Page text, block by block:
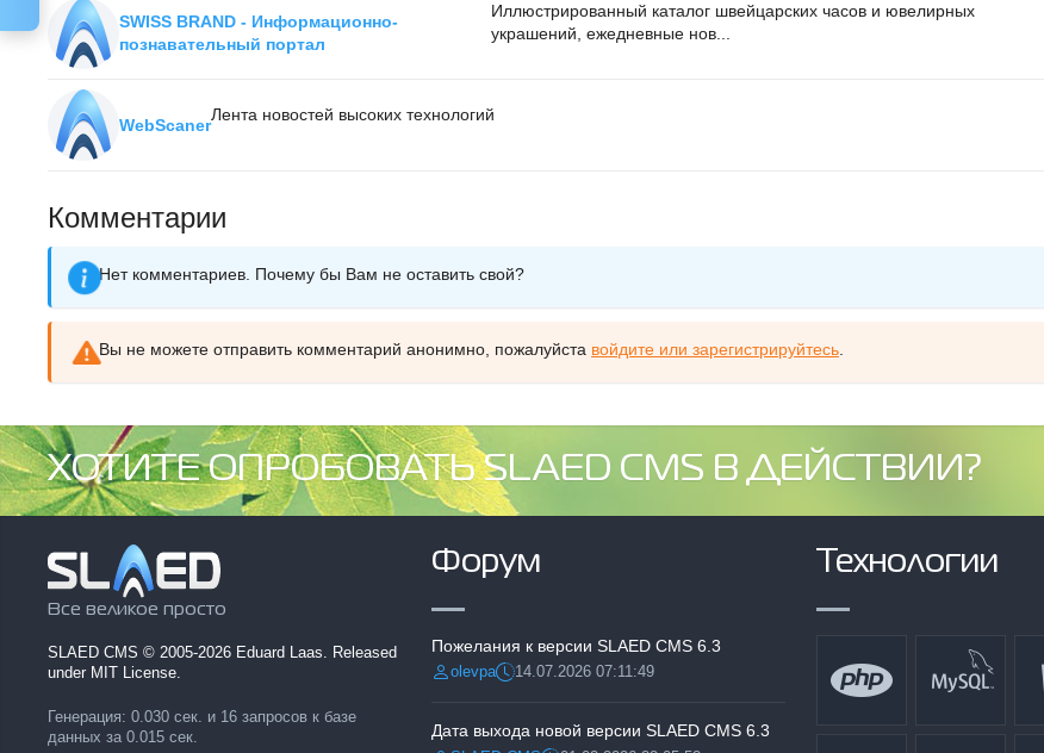
SWISS BRAND - Информационно-
познавательный портал
Иллюстрированный каталог швейцарских часов и ювелирных
украшений, ежедневные нов...
WebScaner
Лента новостей высоких технологий
Комментарии
Нет комментариев. Почему бы Вам не оставить свой?
Вы не можете отправить комментарий анонимно, пожалуйста войдите или зарегистрируйтесь
ХОТИТЕ ОПРОБОВАТЬ SLAED CMS В ДЕЙСТВИИ?
Все великое просто
SLAED CMS © 2005-2026 Eduard Laas. Released
under MIT License.
Генерация: 0.030 сек. и 16 запросов к базе
данных за 0.015 сек.
Форум
Пожелания к версии SLAED CMS 6.3
Разместил:
olevpaДата:14.07.2026 07:11:49
Дата выхода новой версии SLAED CMS 6.3
Технологии